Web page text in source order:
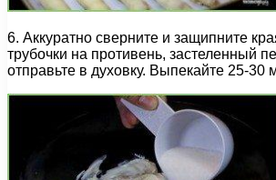
6. Аккуратно сверните и защипните
трубочки на противень, застеленный
отправьте в духовку. Выпекайте 25-30